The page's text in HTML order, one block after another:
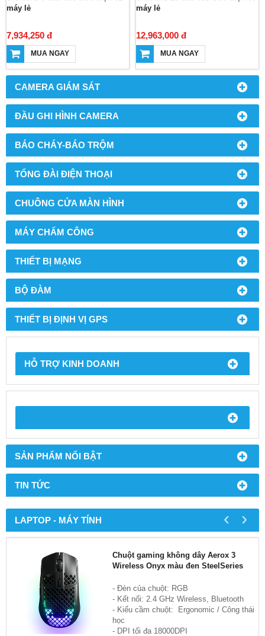
CAMERA GIÁM SÁT
ĐẦU GHI HÌNH CAMERA
BÁO CHÁY-BÁO TRỘM
TỔNG ĐÀI ĐIỆN THOẠI
CHUÔNG CỬA MÀN HÌNH
MÁY CHẤM CÔNG
THIẾT BỊ MẠNG
BỘ ĐÀM
THIẾT BỊ ĐỊNH VỊ GPS
HỖ TRỢ KINH DOANH
SẢN PHẨM NỔI BẬT
TIN TỨC
máy lẻ
7,934,250 đ
MUA NGAY
máy lẻ
12,963,000 đ
MUA NGAY
LAPTOP - MÁY TÍNH
Chuột gaming không dây Aerox 3
Wireless Onyx màu đen SteelSeries
- Đèn của chuột: RGB
- Kết nối: 2.4 GHz Wireless, Bluetooth
- Kiểu cầm chuột: Ergonomic / Công thái
học
- DPI tối đa 18000DPI
‹ ›